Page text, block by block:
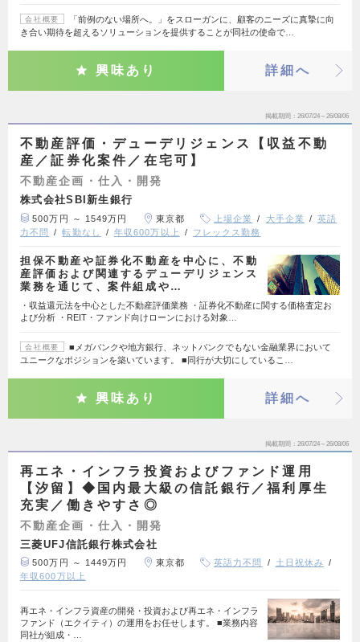
会社概要
「前例のない場所へ。」をスローガンに、顧客のニーズに真摯に向
き合い期待を超えるソリューションを提供することが同社の使命で…
興味あり 詳細へ
掲載期間 26/07/24～26/08/06
不動産評価・デューデリジェンス【収益不動
産／証券化案件／在宅可】
不動産企画・仕入・開発
株式会社SBI新生銀行
500万円 ～ 1549万円 東京都 上場企業 大手企業
英語
力不問
転勤なし 年収600万以上 フレックス勤務
担保不動産や証券化不動産を中心に、不動
産評価および関連するデューデリジェンス
業務を通じて、案件組成や…
・収益還元法を中心とした不動産評価業務 ・証券化不動産に関する価格査定お
よび分析 ・REIT・ファンド向けローンにおける対象…
会社概要
■メガバンクや地方銀行、ネットバンクでもない金融業界において
ユニークなポジションを築いています。 ■同行が大切にしているこ…
興味あり 詳細へ
掲載期間 26/07/24～26/08/06
再エネ・インフラ投資およびファンド運用
【汐留】◆国内最大級の信託銀行／福利厚生
充実／働きやすさ◎
不動産企画・仕入・開発
三菱UFJ信託銀行株式会社
500万円 ～ 1449万円 東京都 英語力不問
土日祝休み
年収600万以上
再エネ・インフラ資産の開発・投資および再エネ・インフラ
ファンド（エクイティ）の運用をお任せします。 ■業務内容
同社が組成・…